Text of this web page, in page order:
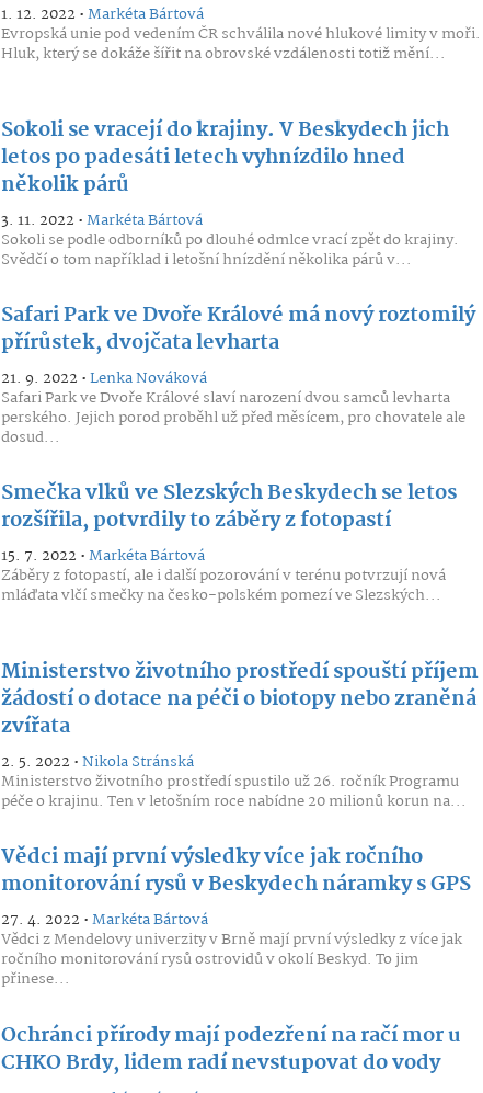
1. 12. 2022 •Markéta Bártová
Evropská unie pod vedením ČR schválila nové hlukové limity v moři.
Hluk, který se dokáže šířit na obrovské vzdálenosti totiž mění...
Sokoli se vracejí do krajiny. V Beskydech jich
letos po padesáti letech vyhnízdilo hned
několik párů
3. 11. 2022 •Markéta Bártová
Sokoli se podle odborníků po dlouhé odmlce vrací zpět do krajiny.
Svědčí o tom například i letošní hnízdění několika párů v...
Safari Park ve Dvoře Králové má nový roztomilý
přírůstek, dvojčata levharta
21. 9. 2022 •Lenka Nováková
Safari Park ve Dvoře Králové slaví narození dvou samců levharta
perského. Jejich porod proběhl už před měsícem, pro chovatele ale
dosud...
Smečka vlků ve Slezských Beskydech se letos
rozšířila, potvrdily to záběry z fotopastí
15. 7. 2022 •Markéta Bártová
Záběry z fotopastí, ale i další pozorování v terénu potvrzují nová
mláďata vlčí smečky na česko-polském pomezí ve Slezských...
Ministerstvo životního prostředí spouští příjem
žádostí o dotace na péči o biotopy nebo zraněná
zvířata
2. 5. 2022 •Nikola Stránská
Ministerstvo životního prostředí spustilo už 26. ročník Programu
péče o krajinu. Ten v letošním roce nabídne 20 milionů korun na...
Vědci mají první výsledky více jak ročního
monitorování rysů v Beskydech náramky s GPS
27. 4. 2022 •Markéta Bártová
Vědci z Mendelovy univerzity v Brně mají první výsledky z více jak
ročního monitorování rysů ostrovidů v okolí Beskyd. To jim
přinese...
Ochránci přírody mají podezření na račí mor u
CHKO Brdy, lidem radí nevstupovat do vody